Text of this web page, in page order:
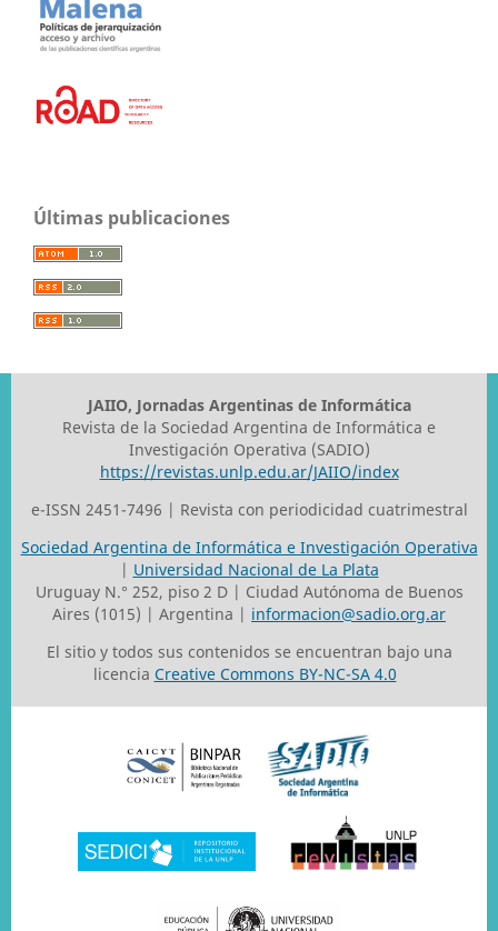
Últimas publicaciones
JAIIO, Jornadas Argentinas de Informática
Revista de la Sociedad Argentina de Informática e
Investigación Operativa (SADIO)
https://revistas.unlp.edu.ar/JAIIO/index
e-ISSN 2451-7496 | Revista con periodicidad cuatrimestral
Sociedad Argentina de Informática e Investigación Operativa
| Universidad Nacional de La Plata
Uruguay N.° 252, piso 2 D | Ciudad Autónoma de Buenos
Aires (1015) | Argentina | informacion@sadio.org.ar
El sitio y todos sus contenidos se encuentran bajo una
licencia Creative Commons BY-NC-SA 4.0